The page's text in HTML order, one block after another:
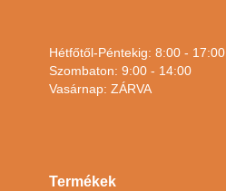
Hétfőtől-Péntekig: 8:00 - 17:00
Szombaton: 9:00 - 14:00
Vasárnap: ZÁRVA
Termékek